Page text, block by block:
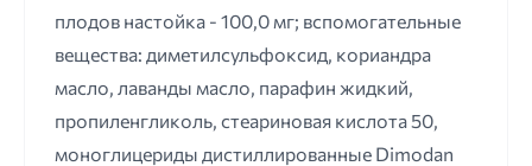
плодов настойка - 100,0 мг; вспомогательные
вещества: диметилсульфоксид, кориандра
масло, лаванды масло, парафин жидкий,
пропиленгликоль, стеариновая кислота 50,
моноглицериды дистиллированные Dimodan